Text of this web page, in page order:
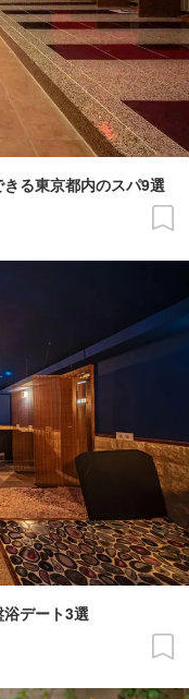
る東京都内のスパ9選
浴デート3選